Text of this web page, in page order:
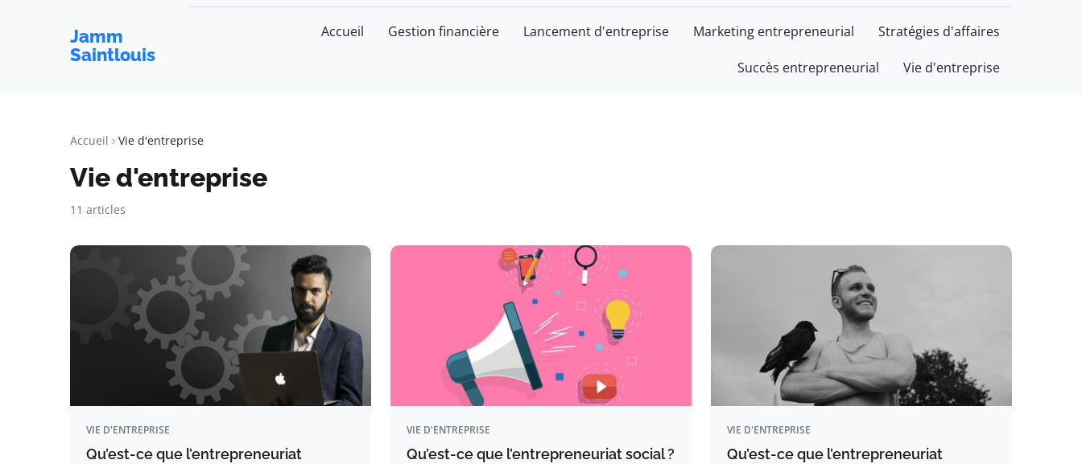
Jamm
Saintlouis
Accueil Gestion financière Lancement d'entreprise Marketing entrepreneurial Stratégies d'affaires
Succès entrepreneurial Vie d'entreprise
Accueil Vie d'entreprise
Vie d'entreprise
11 articles
VIE D'ENTREPRISE
Qu’est-ce que l’entrepreneuriat
VIE D'ENTREPRISE
Qu’est-ce que l’entrepreneuriat social ?
VIE D'ENTREPRISE
Qu’est-ce que l’entrepreneuriat